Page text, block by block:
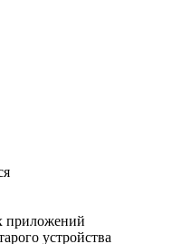
приложений
устройства